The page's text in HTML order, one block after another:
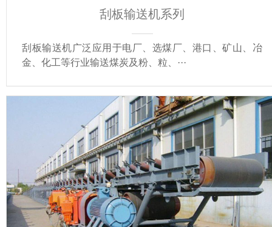
刮板输送机系列
刮板输送机广泛应用于电厂、选煤厂、港口、矿山、冶
金、化工等行业输送煤炭及粉、粒、···